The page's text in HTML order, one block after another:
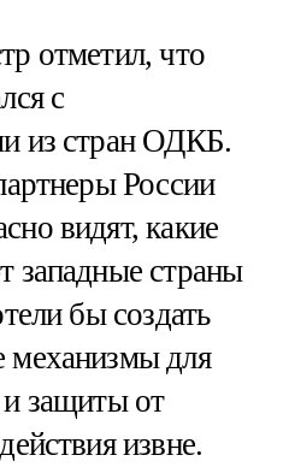
отметил, что
с
из стран ОДКБ.
России
видят, какие
западные страны
бы создать
механизмы для
и защиты от
извне.